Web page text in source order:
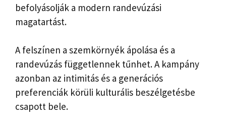
befolyásolják a modern randevúzási
magatartást.
A felszínen a szemkörnyék ápolása és a
randevúzás függetlennek tűnhet. A kampány
azonban az intimitás és a generációs
preferenciák körüli kulturális beszélgetésbe
csapott bele.